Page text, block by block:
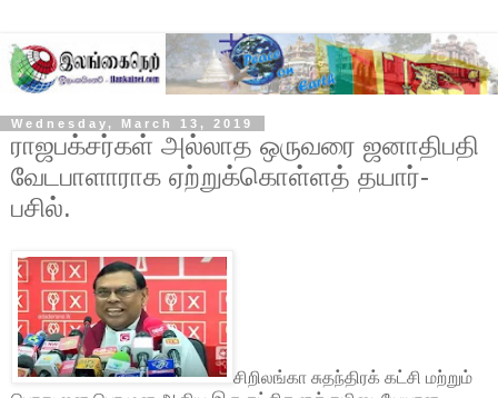
Wednesday, March 13, 2019
ராஜபக்சர்கள் அல்லாத ஒருவரை ஜனாதிபதி
வேடபாளாராக ஏற்றுக்கொள்ளத் தயார்-
பசில்.
சிறிலங்கா சுதந்திரக் கட்சி மற்றும்